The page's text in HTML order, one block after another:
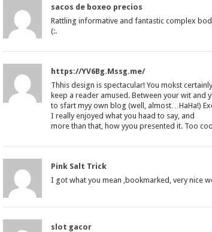
sacos de boxeo precios
Rattling informative and fantastic complex
(:.
https://YV6Bg.Mssg.me/
Thhis design is spectacular! You mokst
keep a reader amused. Between your wit and
to sfart myy own blog (well, almost…HaHa!)
I really enjoyed what you haad to say, and
more than that, how yyou presented it. Too
Pink Salt Trick
I got what you mean ,bookmarked, very nice
slot gacor